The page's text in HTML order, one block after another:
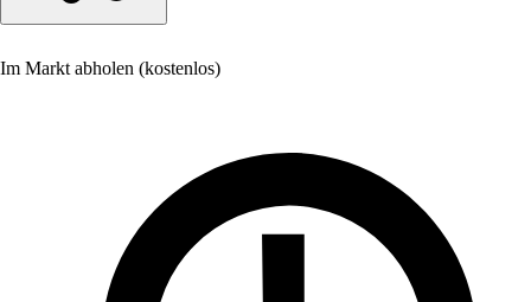
Im Markt abholen (kostenlos)